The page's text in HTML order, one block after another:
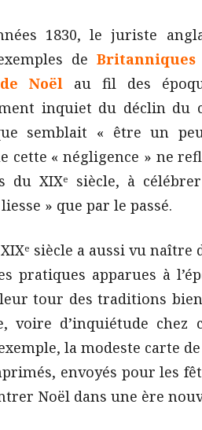
1830, le juriste
de
Noël au fil des
inquiet du déclin du
semblait « être un
cette « négligence » ne
du XIXᵉ siècle, à
» que par le passé.
siècle a aussi vu naître
pratiques apparues à
tour des traditions
voire d’inquiétude
la modeste carte
envoyés pour les
Noël dans une ère